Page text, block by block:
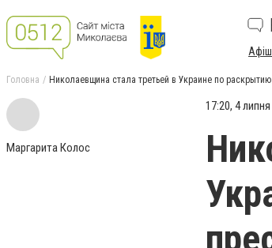
Головна Николаевщина стала третьей в Украине по
Маргарита Колос
17:20, 4 липня